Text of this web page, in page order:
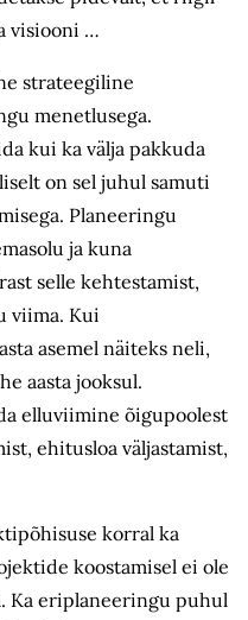
visiooni …
strateegiline
menetlusega.
kui ka välja pakkuda
onsel juhul samuti
Planeeringu
ja kuna
selle kehtestamist,
viima. Kui
asemel näiteks neli,
aasta jooksul.
elluviimineõigupoolest
ehitusloa väljastamist,
korral ka
koostamisel ei ole
Ka eriplaneeringu puhul